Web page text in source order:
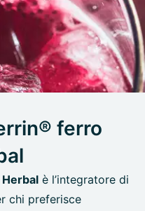
ferro
è l’integratore di
chi preferisce